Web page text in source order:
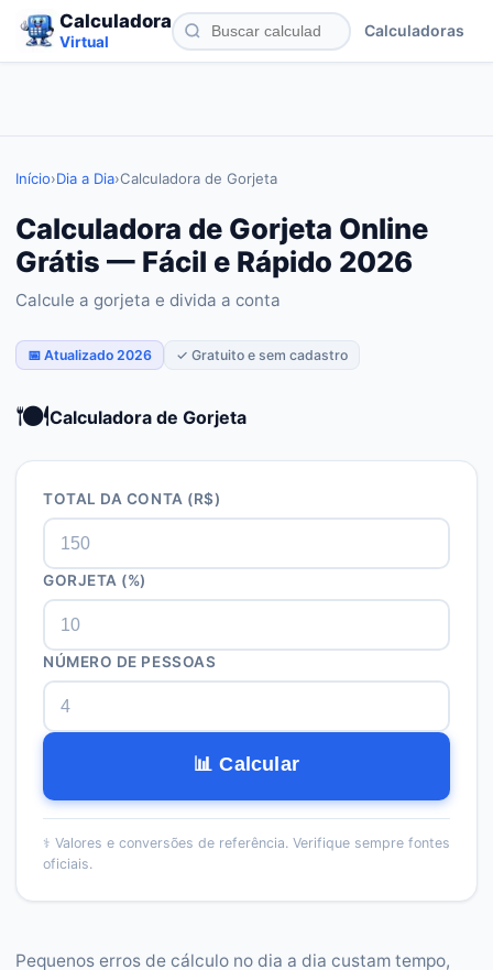
Calculadora
Virtual
Calculadoras
Início›Dia a Dia›Calculadora de Gorjeta
Calculadora de Gorjeta Online
Grátis — Fácil e Rápido 2026
Calcule a gorjeta e divida a conta
📅 Atualizado 2026 ✓ Gratuito e sem cadastro
🍽️Calculadora de Gorjeta
TOTAL DA CONTA (R$)
GORJETA (%)
NÚMERO DE PESSOAS
📊 Calcular
⚕️ Valores e conversões de referência. Verifique sempre fontes
oficiais.
Pequenos erros de cálculo no dia a dia custam tempo,